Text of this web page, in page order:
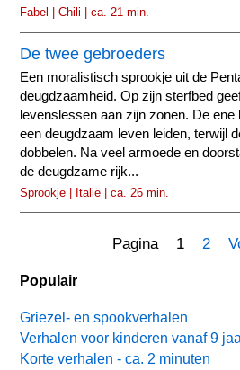
Fabel | Chili | ca. 21 min.
De twee gebroeders
Een moralistisch sprookje uit de
deugdzaamheid. Op zijn sterfbed
levenslessen aan zijn zonen. De ene
een deugdzaam leven leiden, terwijl
dobbelen. Na veel armoede en
de deugdzame rijk...
Sprookje | Italië | ca. 26 min.
Pagina 12
Populair
Griezel- en spookverhalen
Verhalen voor kinderen vanaf 9
Korte verhalen - ca. 2 minuten